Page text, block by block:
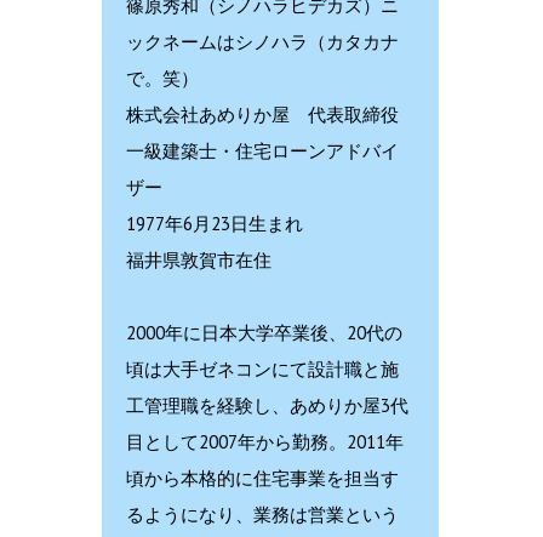
篠原秀和（シノハラヒデカズ）ニ
ックネームはシノハラ（カタカナ
で。笑）
株式会社あめりか屋 代表取締役
一級建築士・住宅ローンアドバイ
ザー
1977年6月23日生まれ
福井県敦賀市在住
2000年に日本大学卒業後、20代の
頃は大手ゼネコンにて設計職と施
工管理職を経験し、あめりか屋3代
目として2007年から勤務。2011年
頃から本格的に住宅事業を担当す
るようになり、業務は営業という